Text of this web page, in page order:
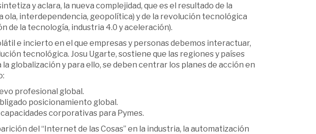
y aclara, la nueva complejidad, que es el resultado de la
ola, interdependencia, geopolítica) y de la revolución tecnológica
de la tecnología, industria 4.0 y aceleración).
e incierto en el que empresas y personas debemos interactuar,
tecnológica. Josu Ugarte, sostiene que las regiones y países
globalización y para ello, se deben centrar los planes de acción en
profesional global.
posicionamiento global.
corporativas para Pymes.
del “Internet de las Cosas” en la industria, la automatización